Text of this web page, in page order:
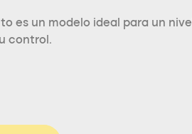
es un modelo ideal para un nivel
control.